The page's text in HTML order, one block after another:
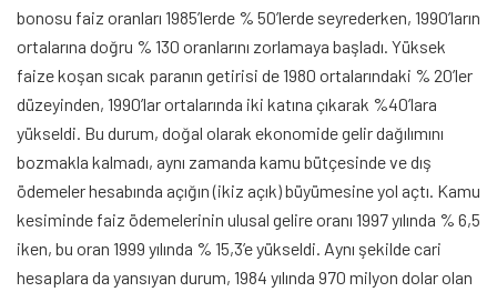
bonosu faiz oranları 1985’lerde % 50’lerde seyrederken, 1990’ların
ortalarına doğru % 130 oranlarını zorlamaya başladı. Yüksek
faize koşan sıcak paranın getirisi de 1980 ortalarındaki % 20’ler
düzeyinden, 1990’lar ortalarında iki katına çıkarak %40’lara
yükseldi. Bu durum, doğal olarak ekonomide gelir dağılımını
bozmakla kalmadı, aynı zamanda kamu bütçesinde ve dış
ödemeler hesabında açığın (ikiz açık) büyümesine yol açtı. Kamu
kesiminde faiz ödemelerinin ulusal gelire oranı 1997 yılında % 6,5
iken, bu oran 1999 yılında % 15,3’e yükseldi. Aynı şekilde cari
hesaplara da yansıyan durum, 1984 yılında 970 milyon dolar olan